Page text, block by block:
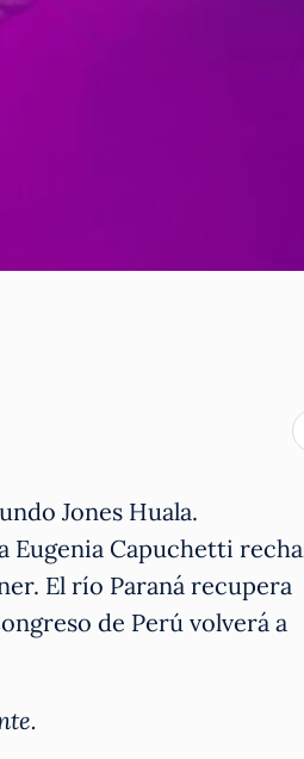
Jones Huala.
Eugenia Capuchetti
El río Paraná recupera
de Perú volverá a